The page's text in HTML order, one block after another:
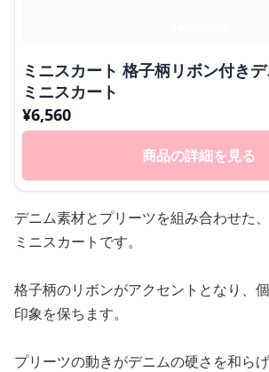
ミニスカート 格子柄リボン付き
ミニスカート
¥6,560
商品の詳細を見る
デニム素材とプリーツを組み合わせた
ミニスカートです。
格子柄のリボンがアクセントとなり、
印象を保ちます。
プリーツの動きがデニムの硬さを和ら